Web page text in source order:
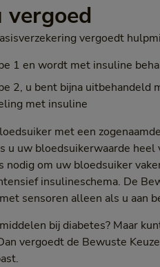
vergoedt
1 en wordt met insuline
2, u bent bijna
met insuline
met een
u uw bloedsuikerwaarde
nodig om uw bloedsuiker
insulineschema. De
sensoren alleen als u aan
bij diabetes? Maar
vergoedt de Bewuste